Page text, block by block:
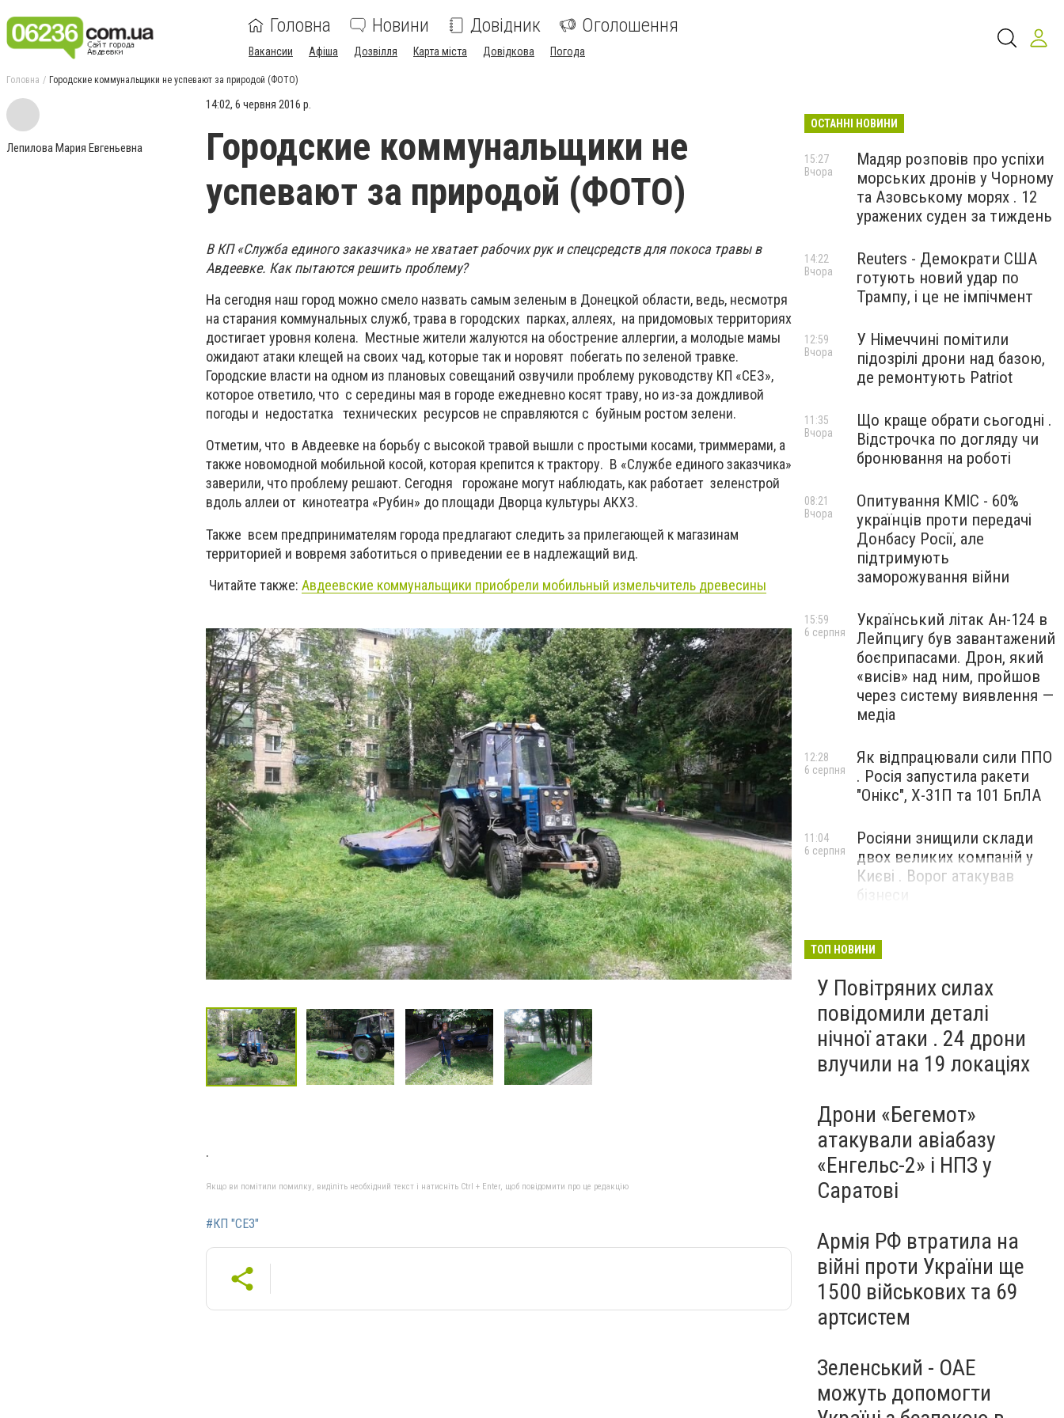
Головна Новини Довідник Оголошення
Вакансии Афіша Дозвілля Карта міста Довідкова Погода
Головна Городские коммунальщики не успевают за природой (ФОТО)
Лепилова Мария Евгеньевна
14:02, 6 червня 2016 р.
Городские коммунальщики не
успевают за природой (ФОТО)
В КП «Служба единого заказчика» не хватает рабочих рук и спецсредств для покоса травы в
Авдеевке. Как пытаются решить проблему?
На сегодня наш город можно смело назвать самым зеленым в Донецкой области, ведь, несмотря
на старания коммунальных служб, трава в городских парках, аллеях, на придомовых территориях
достигает уровня колена. Местные жители жалуются на обострение аллергии, а молодые мамы
ожидают атаки клещей на своих чад, которые так и норовят побегать по зеленой травке.
Городские власти на одном из плановых совещаний озвучили проблему руководству КП «СЕЗ»,
которое ответило, что с середины мая в городе ежедневно косят траву, но из-за дождливой
погоды и недостатка технических ресурсов не справляются с буйным ростом зелени.
Отметим, что в Авдеевке на борьбу с высокой травой вышли с простыми косами, триммерами, а
также новомодной мобильной косой, которая крепится к трактору. В «Службе единого заказчика»
заверили, что проблему решают. Сегодня горожане могут наблюдать, как работает зеленстрой
вдоль аллеи от кинотеатра «Рубин» до площади Дворца культуры АКХЗ.
Также всем предпринимателям города предлагают следить за прилегающей к магазинам
территорией и вовремя заботиться о приведении ее в надлежащий вид.
Читайте также: Авдеевские коммунальщики приобрели мобильный измельчитель древесины
.
Якщо ви помітили помилку, виділіть необхідний текст і натисніть Ctrl + Enter, щоб повідомити про це редакцію
#КП "СЕЗ"
ОСТАННІ НОВИНИ
Мадяр розповів про успіхи
морських дронів у Чорному
та Азовському морях . 12
уражених суден за тиждень
15:27
Вчора
Reuters - Демократи США
готують новий удар по
Трампу, і це не імпічмент
14:22
Вчора
У Німеччині помітили
підозрілі дрони над базою,
де ремонтують Patriot
12:59
Вчора
Що краще обрати сьогодні .
Відстрочка по догляду чи
бронювання на роботі
11:35
Вчора
Опитування КМІС - 60%
українців проти передачі
Донбасу Росії, але
підтримують
заморожування війни
08:21
Вчора
Український літак Ан-124 в
Лейпцигу був завантажений
боєприпасами. Дрон, який
«висів» над ним, пройшов
через систему виявлення —
медіа
15:59
6 серпня
Як відпрацювали сили ППО
. Росія запустила ракети
"Онікс", Х-31П та 101 БпЛА
12:28
6 серпня
Росіяни знищили склади
двох великих компаній у
Києві . Ворог атакував
бізнеси
11:04
6 серпня
ТОП НОВИНИ
У Повітряних силах
повідомили деталі
нічної атаки . 24 дрони
влучили на 19 локаціях
Дрони «Бегемот»
атакували авіабазу
«Енгельс-2» і НПЗ у
Саратові
Армія РФ втратила на
війні проти України ще
1500 військових та 69
артсистем
Зеленський - ОАЕ
можуть допомогти